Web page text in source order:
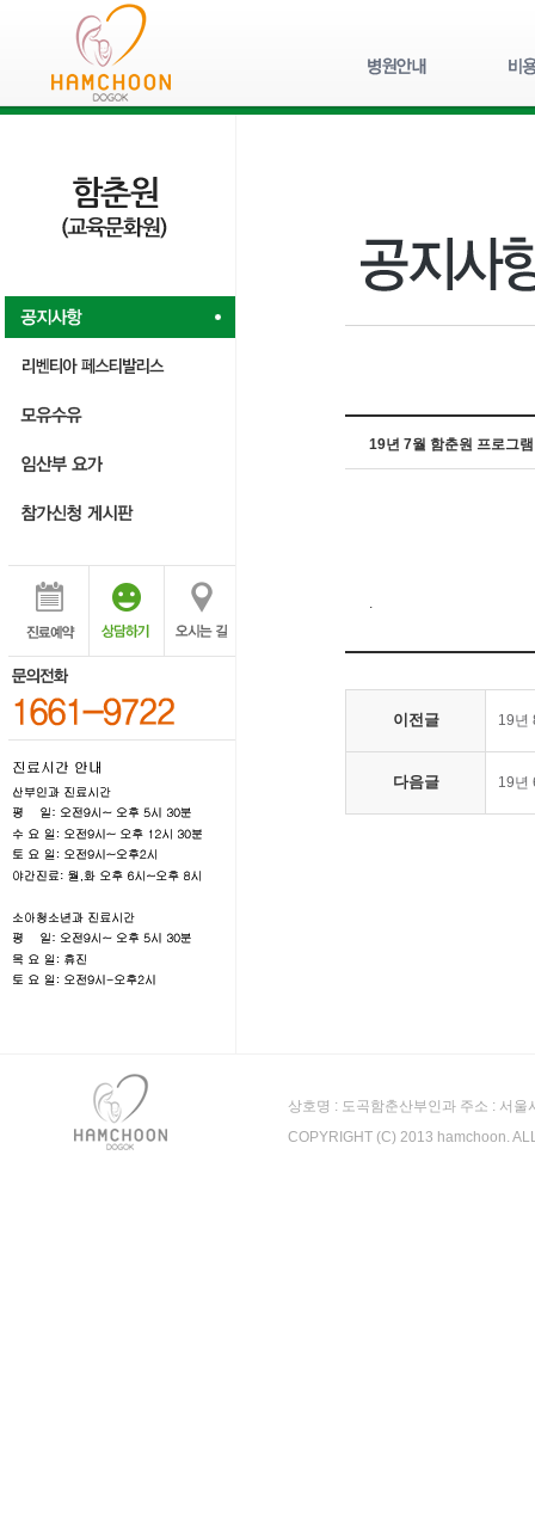
19년 7월 함춘원 프로그
.
이전글 19년
다음글 19년
상호명 : 도곡함춘산부인과 주소 : 서
COPYRIGHT (C) 2013 hamchoon.